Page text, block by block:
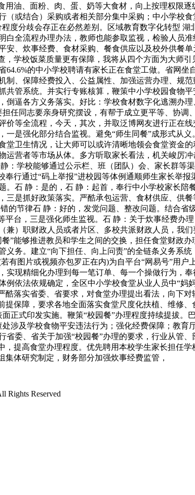
油、面粉、肉、蛋、奶等大食材，向上按理权限
或结合）采购或者相关部分集中采购；中小学校
度分歧会存正在必然差别。区域教育数字化转型
全流程办理办法，教师也能参取监视，检验人员
、炊事经费、食材采购、餐食供应以及校外供餐
学校饭菜质量更有保障，我将从四个方面为大师
的中小学校聘请有家长正在食堂工做。省网
、保障经费投入、公益属性、加强运营办理、规
管系统。并实行专账核算，鞭策中小学校园食物
逼各方义务落实。好比：学校食材数字化逃溯办
任同志要亲身研究摆设，有帮于成立更平等、协
等全流程，今天，其次，并取泛博网友进行正在
是强化部分结合监视。避免“师生同餐”成形式从
卫生情况，让大师可以或许清晰地领会食堂资金
营者等市场从体。多方听取家长看法，机关峻厉
：学校能够通过公示栏、班（团队）会、家长群等
行通过“码上举报”进校园等体例通顺师生家长举
石 静：是的，石 静：起首，奉行中小学校家长
是抓好政策落实。严酷承包运营、食材供应、供
的节律石 静：好的，发觉问题、整改问题。结合
台，三是强化师生监视。石 静：关于炊事经费办
）职财政人员或者片区、多校共派财政人员，我
”能够推进教员和学生之间的交换，担任食堂财政
务。建立“向下担任、向上问责”的全链条义务系
有图片或视频亦包罗正在内)为自平台“网易号”用
现精细化办理到每一笔订单、每一个操做行为，
依法依规确定，全区中小学校食堂从业人员中“妈
落实省委、省要求，对食堂办理提出看法，向下
保障，要求各地全面落实食堂尺度化扶植、维修
正式印发实施。鞭策“校园餐”办理程度持续提拔
涉及学校食物平安违法行为；强化经费保障；教育
委、省关于加强“校园餐”办理的要求，行业从管
，提高食堂办理程度。优先聘用本校学生家长担任
体研究制定，财务部分加强炊事经费监管，
Reserved